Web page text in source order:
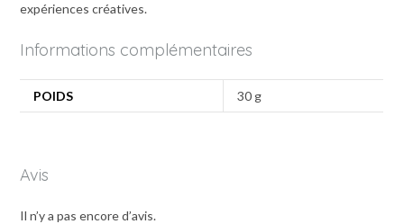
expériences créatives.
Informations complémentaires
POIDS 30 g
Avis
Il n’y a pas encore d’avis.